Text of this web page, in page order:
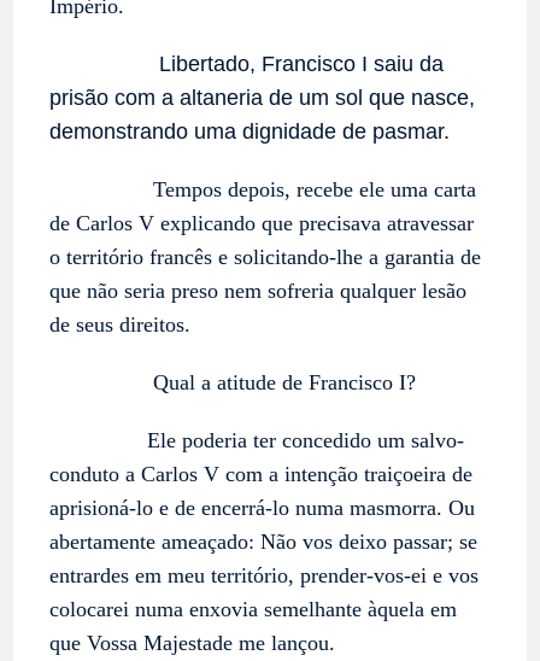
Império.
Libertado, Francisco I saiu da
prisão com a altaneria de um sol que nasce,
demonstrando uma dignidade de pasmar.
Tempos depois, recebe ele uma carta
de Carlos V explicando que precisava atravessar
o território francês e solicitando-lhe a garantia de
que não seria preso nem sofreria qualquer lesão
de seus direitos.
Qual a atitude de Francisco I?
Ele poderia ter concedido um salvo-
conduto a Carlos V com a intenção traiçoeira de
aprisioná-lo e de encerrá-lo numa masmorra. Ou
abertamente ameaçado: Não vos deixo passar; se
entrardes em meu território, prender-vos-ei e vos
colocarei numa enxovia semelhante àquela em
que Vossa Majestade me lançou.